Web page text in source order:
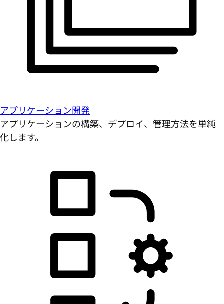
アプリケーション開発
アプリケーションの構築、デプロイ、管理方法を単純
化します。